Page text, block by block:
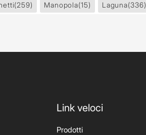
(259) Manopola(15) Laguna(336)
Link veloci
Prodotti